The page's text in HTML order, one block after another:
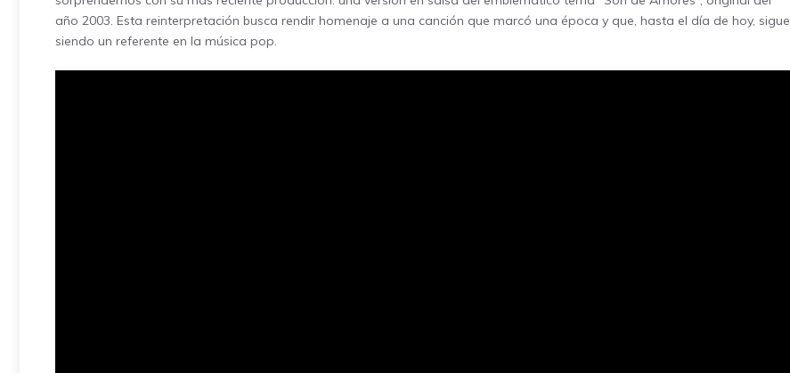
año 2003. Esta reinterpretación busca rendir homenaje a una canción que marcó una época y que, hasta el día de hoy, sigue
siendo un referente en la música pop.